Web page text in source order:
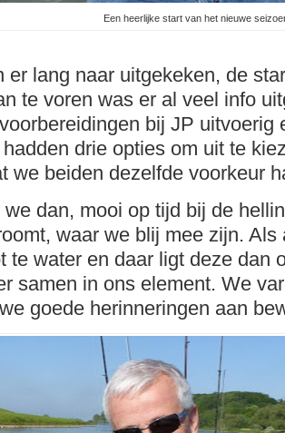
Een heerlijke start van het nieuwe
er lang naar uitgekeken, de
te voren was er al veel info
bij JP uitvoerig
drie opties om uit te
we beiden dezelfde voorkeur
we dan, mooi op tijd bij de
waar we blij mee zijn.
te water en daar ligt deze dan
samen in ons element. We
goede herinneringen aan